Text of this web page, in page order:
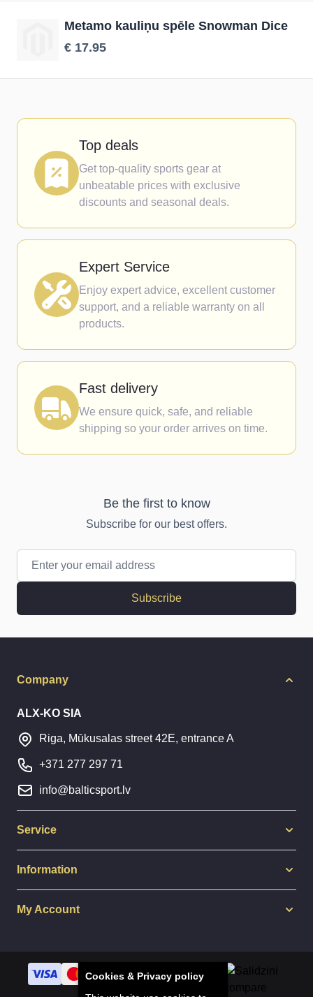
Metamo kauliņu spēle Snowman Dice
€ 17.95
Top deals
Get top-quality sports gear at
unbeatable prices with exclusive
discounts and seasonal deals.
Expert Service
Enjoy expert advice, excellent customer
support, and a reliable warranty on all
products.
Fast delivery
We ensure quick, safe, and reliable
shipping so your order arrives on time.
Be the first to know
Subscribe for our best offers.
Subscribe
Company
ALX-KO SIA
Riga, Mūkusalas street 42E, entrance A
+371 277 297 71
info@balticsport.lv
Service
Information
My Account
Cookies & Privacy policy